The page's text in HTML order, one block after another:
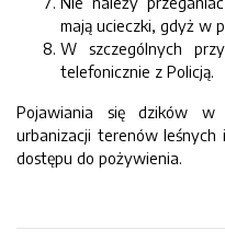
mają ucieczki, gdyż w
W szczególnych
telefonicznie z Policją.
Pojawiania się dzików w
urbanizacji terenów
dostępu do pożywienia.